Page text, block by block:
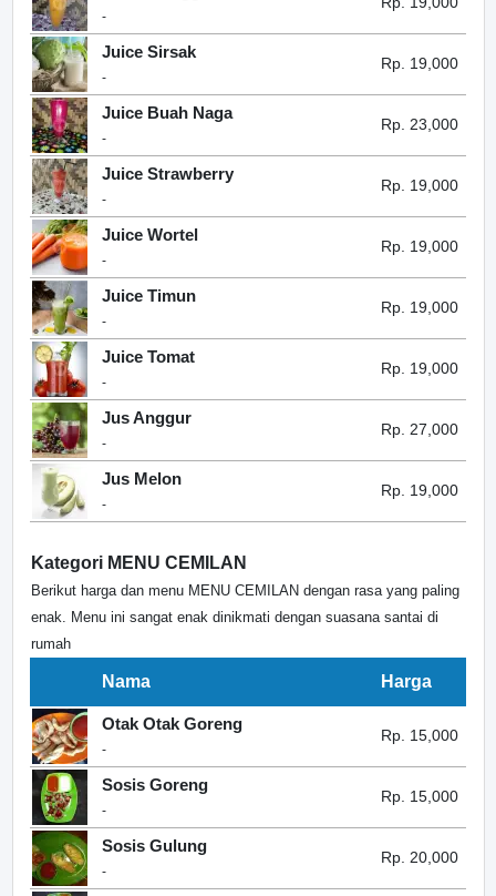
-
Juice Sirsak
-
Rp. 19,000
Juice Buah Naga
-
Rp. 23,000
Juice Strawberry
-
Rp. 19,000
Juice Wortel
-
Rp. 19,000
Juice Timun
-
Rp. 19,000
Juice Tomat
-
Rp. 19,000
Jus Anggur
-
Rp. 27,000
Jus Melon
-
Rp. 19,000
Kategori MENU CEMILAN
Berikut harga dan menu MENU CEMILAN dengan rasa yang paling
enak. Menu ini sangat enak dinikmati dengan suasana santai di
rumah
Nama Harga
Otak Otak Goreng
-
Rp. 15,000
Sosis Goreng
-
Rp. 15,000
Sosis Gulung
-
Rp. 20,000